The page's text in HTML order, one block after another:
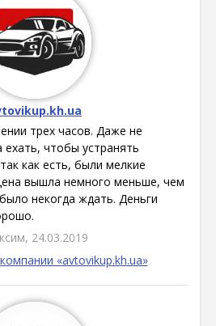
трех часов. Даже не
чтобы устранять
как есть, были мелкие
вышла немного меньше, чем
некогда ждать. Деньги
24.03.2019
«avtovikup.kh.ua»